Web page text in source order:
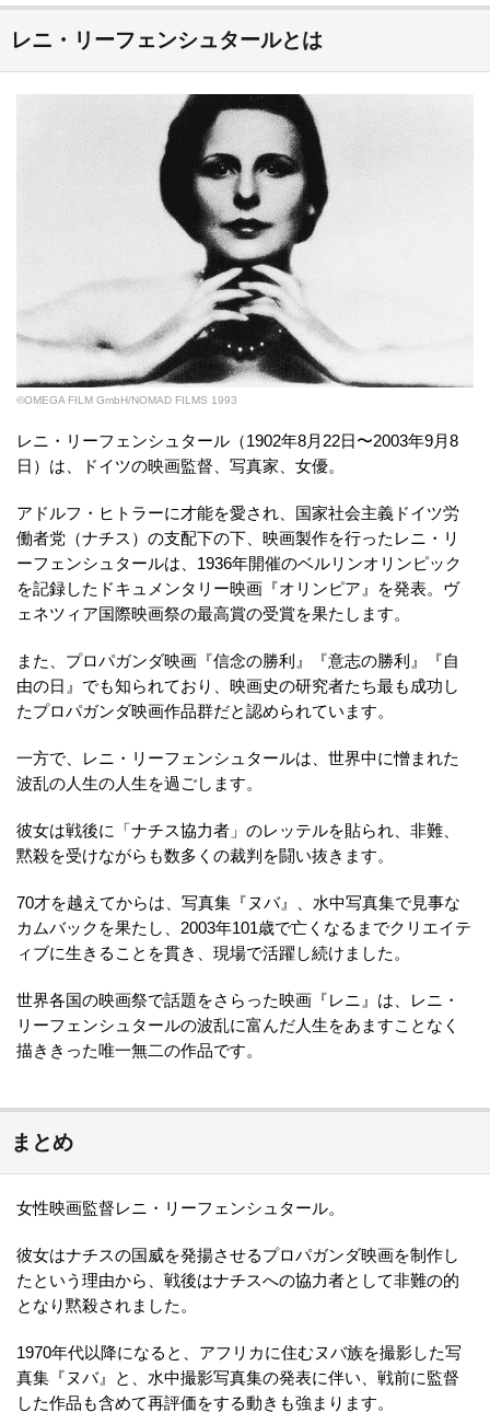
レニ・リーフェンシュタールとは
©OMEGA FILM GmbH/NOMAD FILMS 1993
レニ・リーフェンシュタール（1902年8月22日〜2003年9月8
日）は、ドイツの映画監督、写真家、女優。
アドルフ・ヒトラーに才能を愛され、国家社会主義ドイツ労
働者党（ナチス）の支配下の下、映画製作を行ったレニ・リ
ーフェンシュタールは、1936年開催のベルリンオリンピック
を記録したドキュメンタリー映画『オリンピア』を発表。ヴ
ェネツィア国際映画祭の最高賞の受賞を果たします。
また、プロパガンダ映画『信念の勝利』『意志の勝利』『自
由の日』でも知られており、映画史の研究者たち最も成功し
たプロパガンダ映画作品群だと認められています。
一方で、レニ・リーフェンシュタールは、世界中に憎まれた
波乱の人生の人生を過ごします。
彼女は戦後に「ナチス協力者」のレッテルを貼られ、非難、
黙殺を受けながらも数多くの裁判を闘い抜きます。
70才を越えてからは、写真集『ヌバ』、水中写真集で見事な
カムバックを果たし、2003年101歳で亡くなるまでクリエイテ
ィブに生きることを貫き、現場で活躍し続けました。
世界各国の映画祭で話題をさらった映画『レニ』は、レニ・
リーフェンシュタールの波乱に富んだ人生をあますことなく
描ききった唯一無二の作品です。
まとめ
女性映画監督レニ・リーフェンシュタール。
彼女はナチスの国威を発揚させるプロパガンダ映画を制作し
たという理由から、戦後はナチスへの協力者として非難の的
となり黙殺されました。
1970年代以降になると、アフリカに住むヌバ族を撮影した写
真集『ヌバ』と、水中撮影写真集の発表に伴い、戦前に監督
した作品も含めて再評価をする動きも強まります。